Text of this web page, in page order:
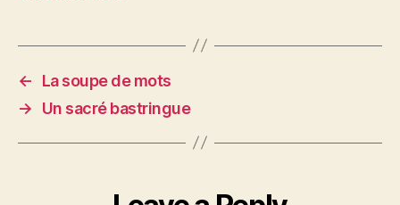
←
La soupe de mots
→
Un sacré bastringue